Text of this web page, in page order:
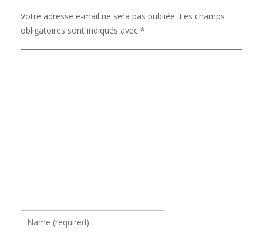
Votre adresse e-mail ne sera pas publiée. Les champs
obligatoires sont indiqués avec *